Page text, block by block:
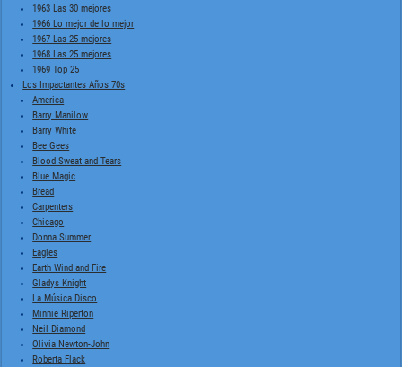
1963 Las 30 mejores
1966 Lo mejor de lo mejor
1967 Las 25 mejores
1968 Las 25 mejores
1969 Top 25
Los Impactantes Años 70s
America
Barry Manilow
Barry White
Bee Gees
Blood Sweat and Tears
Blue Magic
Bread
Carpenters
Chicago
Donna Summer
Eagles
Earth Wind and Fire
Gladys Knight
La Música Disco
Minnie Riperton
Neil Diamond
Olivia Newton-John
Roberta Flack